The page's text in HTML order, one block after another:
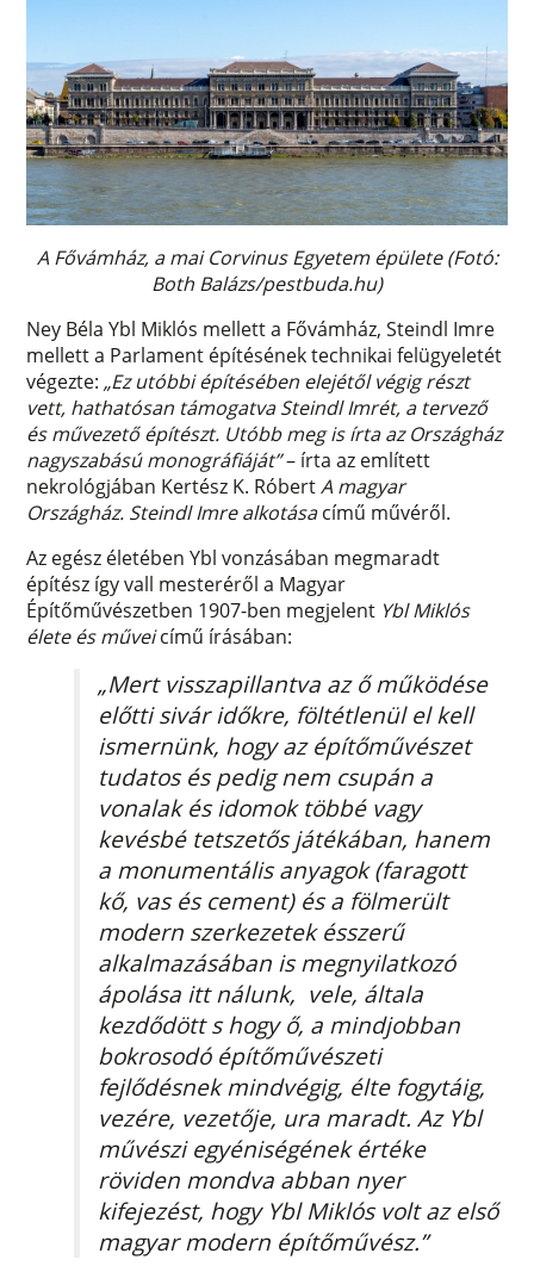
A Fővámház, a mai Corvinus Egyetem épülete (Fotó:
Both Balázs/pestbuda.hu)
Ney Béla Ybl Miklós mellett a Fővámház, Steindl Imre
mellett a Parlament építésének technikai felügyeletét
végezte:„Ez utóbbi építésében elejétől végig részt
vett, hathatósan támogatva Steindl Imrét, a tervező
és művezető építészt. Utóbb meg is írta az Országház
nagyszabású monográfiáját”– írta az említett
nekrológjában Kertész K. RóbertA magyar
Országház. Steindl Imre alkotásacímű művéről.
Az egész életében Ybl vonzásában megmaradt
építész így vall mesteréről a Magyar
Építőművészetben 1907-ben megjelent Ybl Miklós
élete és műveicímű írásában:
„Mert visszapillantva az ő működése
előtti sivár időkre, föltétlenül el kell
ismernünk, hogy az építőművészet
tudatos és pedig nem csupán a
vonalak és idomok többé vagy
kevésbé tetszetős játékában, hanem
a monumentális anyagok (faragott
kő, vas és cement) és a fölmerült
modern szerkezetek ésszerű
alkalmazásában is megnyilatkozó
ápolása itt nálunk, vele, általa
kezdődött s hogy ő, a mindjobban
bokrosodó építőművészeti
fejlődésnek mindvégig, élte fogytáig,
vezére, vezetője, ura maradt. Az Ybl
művészi egyéniségének értéke
röviden mondva abban nyer
kifejezést, hogy Ybl Miklós volt az első
magyar modern építőművész.”